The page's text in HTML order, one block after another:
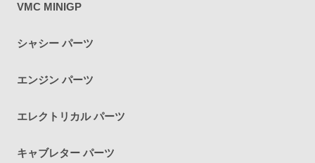
VMC MINIGP
シャシー パーツ
エンジン パーツ
エレクトリカル パーツ
キャブレター パーツ